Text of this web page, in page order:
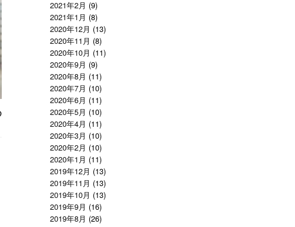
2021年2月 (9)
2021年1月 (8)
2020年12月 (13)
2020年11月 (8)
2020年10月 (11)
2020年9月 (9)
2020年8月 (11)
2020年7月 (10)
2020年6月 (11)
2020年5月 (10)
2020年4月 (11)
2020年3月 (10)
2020年2月 (10)
2020年1月 (11)
2019年12月 (13)
2019年11月 (13)
2019年10月 (13)
2019年9月 (16)
2019年8月 (26)